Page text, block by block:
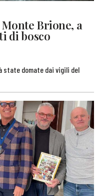
Brione, a
di bosco
state domate dai vigili del